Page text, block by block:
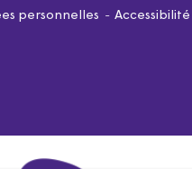
personnelles